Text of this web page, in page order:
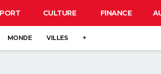
CULTURE FINANCE
MONDE VILLES +